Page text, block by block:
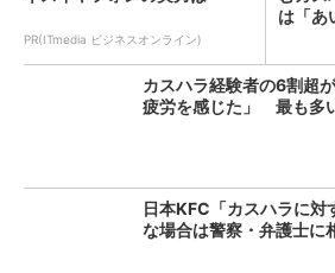
PR(ITmedia ビジネスオンライン)
は「あ
カスハラ経験者の6割超
疲労を感じた」 最も多
日本KFC「カスハラに
な場合は警察・弁護士に